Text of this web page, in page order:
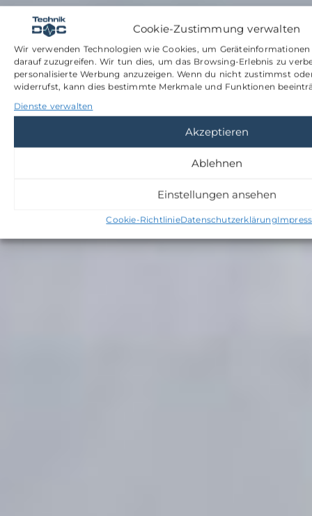
Cookie-Zustimmung verwalten
Wir verwenden Technologien wie Cookies, um
darauf zuzugreifen. Wir tun dies, um das Browsing-Erlebnis zu
personalisierte Werbung anzuzeigen. Wenn du nicht zustimmst
widerrufst, kann dies bestimmte Merkmale und Funktionen
Dienste verwalten
Akzeptieren
Ablehnen
Einstellungen ansehen
Cookie-RichtlinieDatenschutzerklärung